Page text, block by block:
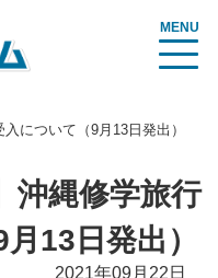
MENU
について（9月13日発出）
沖縄修学旅行
13日発出）
2021年09月22日